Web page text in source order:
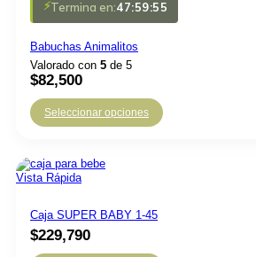
⚡Termina en:47:59:55
Babuchas Animalitos
Valorado con 5 de 5
$82,500
Seleccionar opciones
Vista Rápida
Caja SUPER BABY 1-45
$229,790